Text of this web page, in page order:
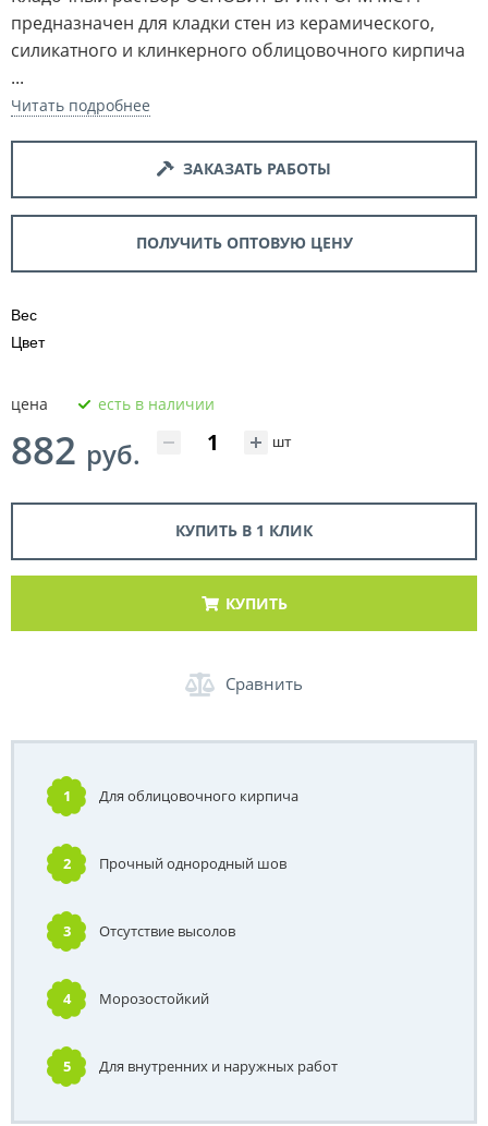
предназначен для кладки стен из керамического,
силикатного и клинкерного облицовочного кирпича
...
Читать подробнее
ЗАКАЗАТЬ РАБОТЫ
ПОЛУЧИТЬ ОПТОВУЮ ЦЕНУ
Вес
Цвет
цена есть в наличии
882 руб. шт
КУПИТЬ В 1 КЛИК
КУПИТЬ
Сравнить
1 Для облицовочного кирпича
2 Прочный однородный шов
3 Отсутствие высолов
4 Морозостойкий
5 Для внутренних и наружных работ